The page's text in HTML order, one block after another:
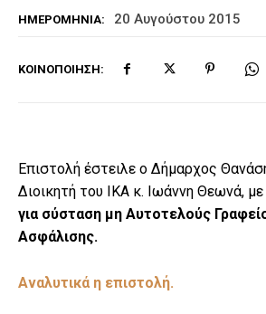
ΗΜΕΡΟΜΗΝΊΑ: 20 Αυγούστου 2015
ΚΟΙΝΟΠΟΊΗΣΗ:
Επιστολή έστειλε ο Δήμαρχος
Διοικητή του ΙΚΑ κ. Ιωάννη Θεωνά,
για σύσταση μη Αυτοτελούς
Ασφάλισης.
Αναλυτικά η επιστολή.